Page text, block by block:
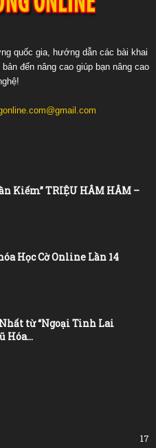
quốc gia, hướng dẫn các bài khai
đến nâng cao giúp bạn nâng cao
Kiếm” TRIỆU HÂM HÂM –
Học Cờ Online Lần 14
từ “Ngoại Tinh Lai
Hóa...
17